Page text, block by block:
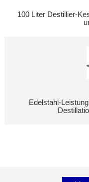
100 Liter Destillier-
Edelstahl-